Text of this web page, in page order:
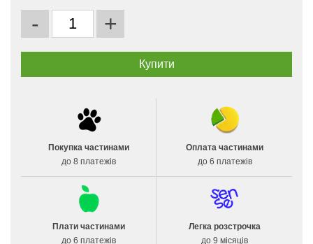
- +
Покупка частинами
до 8 платежів
Оплата частинами
до 6 платежів
Плати частинами
до 6 платежів
Легка розстрочка
до 9 місяців